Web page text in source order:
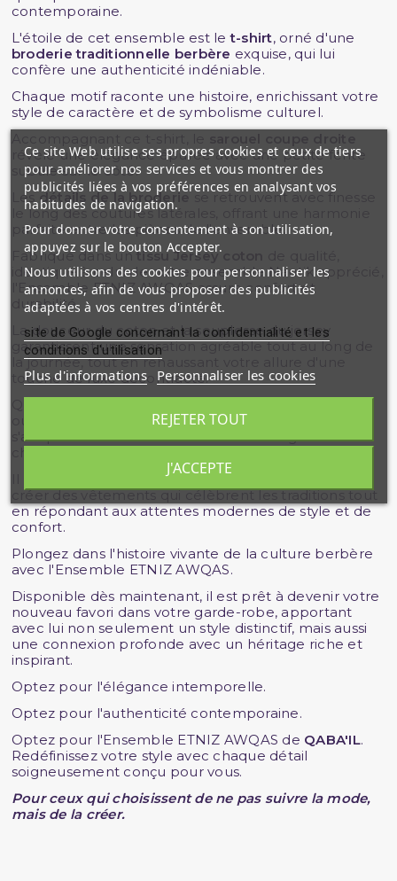
contemporaine.
L'étoile de cet ensemble est let-shirt, orné d'une
broderie traditionnelle berbère exquise, qui lui
confère une authenticité indéniable.
Chaque motif raconte une histoire, enrichissant votre
style de caractère et de symbolisme culturel.
révèle une élégance épurée avec une petite fente
subtile sur le côté.
Les
détails de la broderie
se retrouvent avec finesse
le long des coutures latérales, offrant une harmonie
parfaite entre les pièces de l'ensemble.
Fabriqué dans untissu Jersey coton
identique à celui de notre ensemble Nautik apprécié,
l'Ensemble ETNIZ AWQAS assure confort et
durabilité.
La douceur du coton et la souplesse du jersey
garantissent une sensation agréable tout au long de
la journée, tout en rehaussant votre allure d'une
touche de luxe décontracté.
ou une soirée spéciale, l'Ensemble ETNIZ AWQAS
s'adapte à toutes les occasions avec élégance et
Il incarne parfaitement l'engagement de
créer des vêtements qui célèbrent les traditions tout
en répondant aux attentes modernes de style et de
confort.
Plongez dans l'histoire vivante de la culture berbère
avec l'Ensemble ETNIZ AWQAS.
Disponible dès maintenant, il est prêt à devenir votre
nouveau favori dans votre garde-robe, apportant
avec lui non seulement un style distinctif, mais aussi
une connexion profonde avec un héritage riche et
inspirant.
Optez pour l'élégance intemporelle.
Optez pour l'authenticité contemporaine.
Optez pour l'Ensemble ETNIZ AWQAS de QABA'IL.
Redéfinissez votre style avec chaque détail
soigneusement conçu pour vous.
Pour ceux qui choisissent de ne pas suivre la mode,
mais de la créer.
Ce site Web utilise ses propres cookies et ceux de tiers
pour améliorer nos services et vous montrer des
publicités liées à vos préférences en analysant vos
habitudes de navigation.
Pour donner votre consentement à son utilisation,
appuyez sur le bouton Accepter.
Nous utilisons des cookies pour personnaliser les
annonces, afin de vous proposer des publicités
adaptées à vos centres d'intérêt.
site de Google concernant la confidentialité et les
conditions d'utilisation
Plus d'informations Personnaliser les cookies
REJETER TOUT
J'ACCEPTE